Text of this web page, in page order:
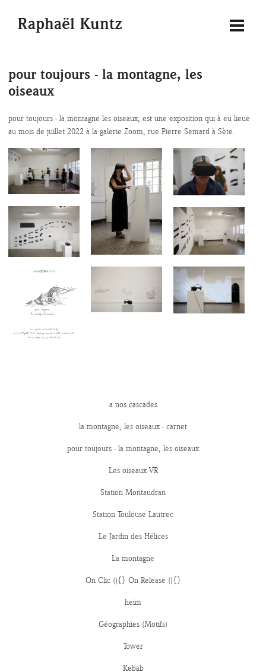
Raphaël Kuntz
pour toujours - la montagne, les
oiseaux
pour toujours - la montagne les oiseaux, est une exposition qui à eu lieue
au mois de juillet 2022 à la galerie Zoom, rue Pierre Semard à Sète.
a nos cascades
la montagne, les oiseaux - carnet
pour toujours - la montagne, les oiseaux
Les oiseaux VR
Station Montaudran
Station Toulouse Lautrec
Le Jardin des Hélices
La montagne
On Clic (){} On Release (){}
heim
Géographies (Motifs)
Tower
Kebab